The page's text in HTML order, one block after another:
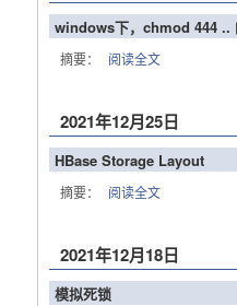
windows下，chmod 444 ..
摘要：
阅读全文
2021年12月25日
HBase Storage Layout
摘要：
阅读全文
2021年12月18日
模拟死锁